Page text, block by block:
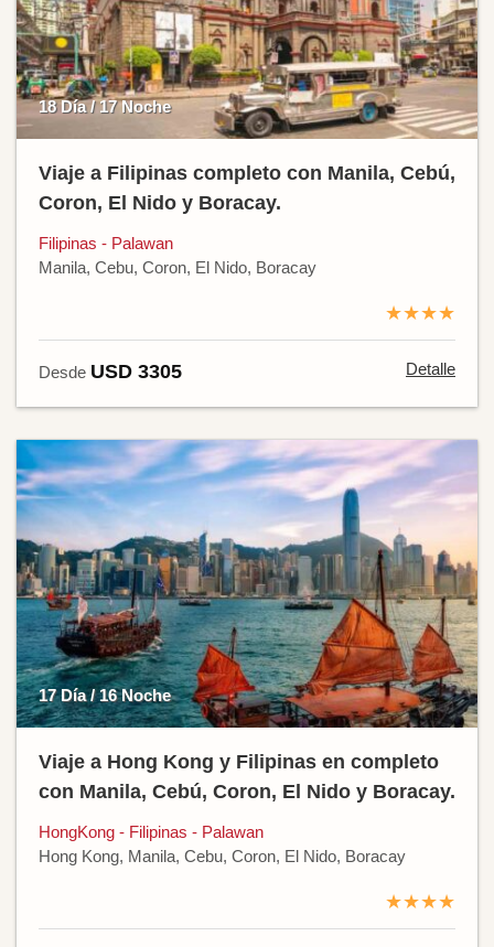
18 Día / 17 Noche
Viaje a Filipinas completo con Manila, Cebú,
Coron, El Nido y Boracay.
Filipinas - Palawan
Manila, Cebu, Coron, El Nido, Boracay
★★★★
Desde USD 3305 Detalle
17 Día / 16 Noche
Viaje a Hong Kong y Filipinas en completo
con Manila, Cebú, Coron, El Nido y Boracay.
HongKong - Filipinas - Palawan
Hong Kong, Manila, Cebu, Coron, El Nido, Boracay
★★★★